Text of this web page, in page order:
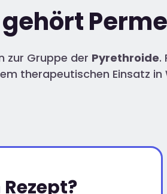
zur Gruppe der Pyrethroide.
therapeutischen Einsatz